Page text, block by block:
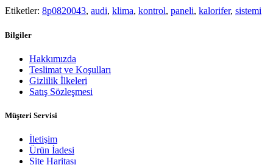
Etiketler: 8p0820043, audi, klima, kontrol, paneli, kalorifer, sistemi
Bilgiler
Hakkımızda
Teslimat ve Koşulları
Gizlilik İlkeleri
Satış Sözleşmesi
Müşteri Servisi
İletişim
Ürün İadesi
Site Haritası